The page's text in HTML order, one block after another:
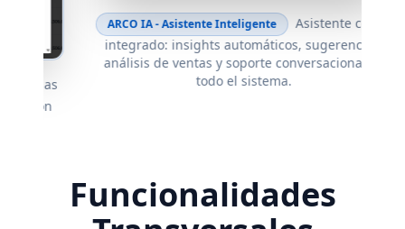
ARCO IA - Asistente Inteligente
Asistente con IA
integrado: insights automáticos, sugerencias,
análisis de ventas y soporte conversacional en
todo el sistema.
Funcionalidades